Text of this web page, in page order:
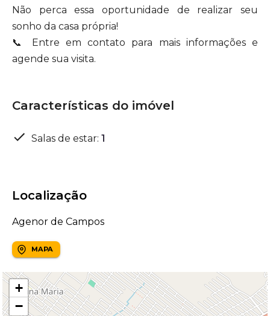
Não perca essa oportunidade de realizar seu
sonho da casa própria!
📞 Entre em contato para mais informações e
agende sua visita.
Características do imóvel
Salas de estar: 1
Localização
Agenor de Campos
MAPA
+
−